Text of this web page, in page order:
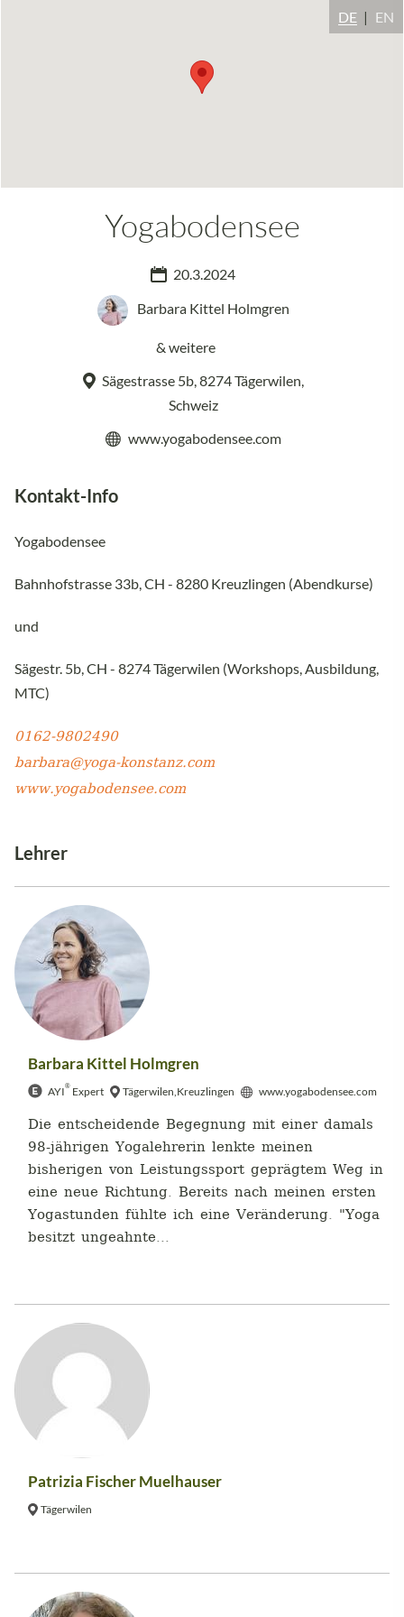
DE EN
Yogabodensee
20.3.2024
Barbara Kittel Holmgren
& weitere
Sägestrasse 5b, 8274 Tägerwilen,
Schweiz
www.yogabodensee.com
Kontakt-Info
Yogabodensee
Bahnhofstrasse 33b, CH - 8280 Kreuzlingen (Abendkurse)
und
Sägestr. 5b, CH - 8274 Tägerwilen (Workshops, Ausbildung,
MTC)
0162-9802490
barbara@yoga-konstanz.com
www.yogabodensee.com
Lehrer
Barbara Kittel Holmgren
AYI® Expert Tägerwilen,Kreuzlingen www.yogabodensee.com
Die entscheidende Begegnung mit einer damals
98-jährigen Yogalehrerin lenkte meinen
bisherigen von Leistungssport geprägtem Weg in
eine neue Richtung. Bereits nach meinen ersten
Yogastunden fühlte ich eine Veränderung. "Yoga
besitzt ungeahnte...
Patrizia Fischer Muelhauser
Tägerwilen